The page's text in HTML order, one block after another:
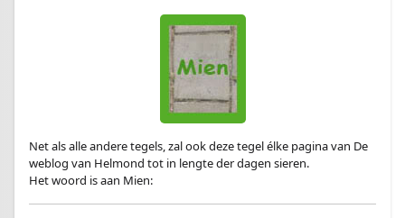
Net als alle andere tegels, zal ook deze tegel élke pagina van De
weblog van Helmond tot in lengte der dagen sieren.
Het woord is aan Mien: